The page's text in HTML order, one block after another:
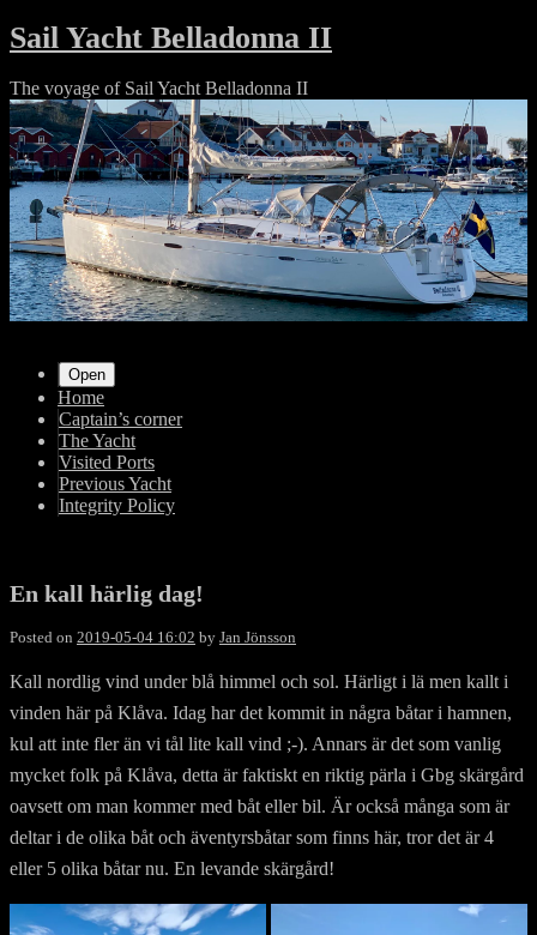
Skip
to
Sail Yacht Belladonna II
The voyage of Sail Yacht Belladonna II
Primary
Navigation
Open
Home
Captain’s corner
The Yacht
Visited Ports
Previous Yacht
Integrity Policy
En kall härlig dag!
Posted on 2019-05-04 16:02 by Jan Jönsson
Kall nordlig vind under blå himmel och sol. Härligt i lä men kallt i
vinden här på Klåva. Idag har det kommit in några båtar i hamnen,
kul att inte fler än vi tål lite kall vind ;-). Annars är det som vanlig
mycket folk på Klåva, detta är faktiskt en riktig pärla i Gbg skärgård
oavsett om man kommer med båt eller bil. Är också många som är
deltar i de olika båt och äventyrsbåtar som finns här, tror det är 4
eller 5 olika båtar nu. En levande skärgård!